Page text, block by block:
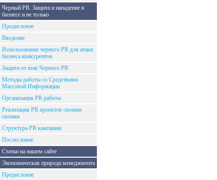
Черный PR. Защита и нападение в
бизнесе и не только
Предисловие
Введение
Использование черного PR для атаки
бизнеса конкурентов
Защита от атак Черного PR
Методы работы со Средствами
Массовой Информации
Организация PR работы
Реализация PR проектов своими
силами
Структура PR кампании
Послесловие
Статьи на нашем сайте
Экономическая природа менеджмента
Предисловие